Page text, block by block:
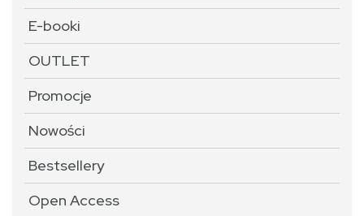
E-booki
OUTLET
Promocje
Nowości
Bestsellery
Open Access